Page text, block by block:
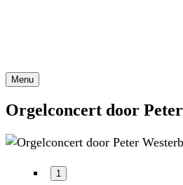
Menu
Orgelconcert door
1